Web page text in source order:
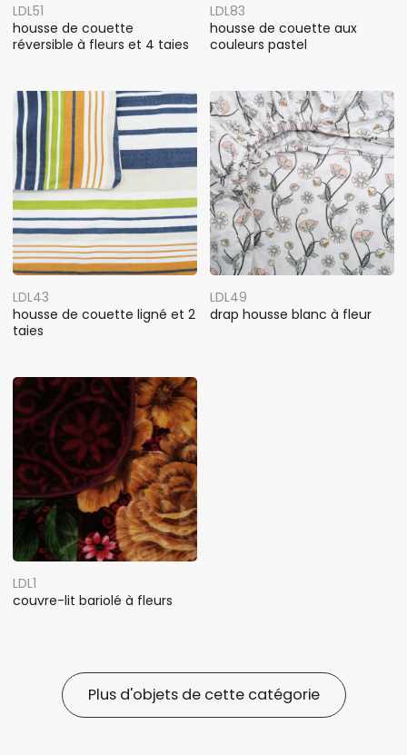
LDL51
housse de couette
réversible à fleurs et 4 taies
LDL83
housse de couette aux
couleurs pastel
LDL43
housse de couette ligné et 2
taies
LDL49
drap housse blanc à fleur
LDL1
couvre-lit bariolé à fleurs
Plus d'objets de cette catégorie